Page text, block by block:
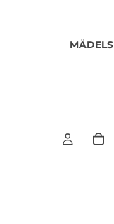
MÄDELS